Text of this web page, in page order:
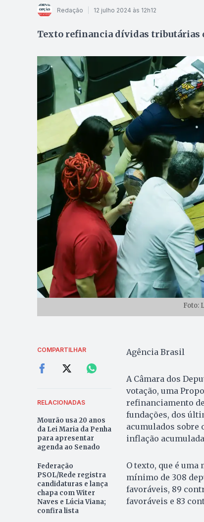
Redação 12 julho 2024 às 12h12
Texto refinancia dívidas tributárias
Foto:
COMPARTILHAR
RELACIONADAS
Mourão usa 20 anos
da Lei Maria da Penha
para apresentar
agenda ao Senado
Federação
PSOL/Rede registra
candidaturas e lança
chapa com Witer
Naves e Lúcia Viana;
confira lista
Agência Brasil
A Câmara dos
votação, uma
refinanciamento
fundações, dos
acumulados sobre
inflação
O texto, que é
mínimo de 308
favoráveis, 89
favoráveis e 83